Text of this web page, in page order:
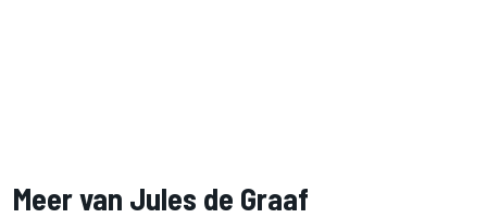
Meer van Jules de Graaf